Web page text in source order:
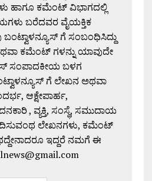
ಹಾಗೂ ಕಮೆಂಟ್ ವಿಭಾಗದಲ್ಲಿ
ಬರೆದವರ ವೈಯಕ್ತಿಕ
ಗೆ ಸಂಬಂಧಿಸಿದ್ದು
ಕಮೆಂಟ್ ಗಳನ್ನು ಯಾವುದೇ
ಸಂಪಾದಕೀಯ ಬಳಗ
ಗೆ ಲೇಖನ ಅಥವಾ
ಆಕ್ಷೇಪಾರ್ಹ,
, ವ್ಯಕ್ತಿ, ಸಂಸ್ಥೆ, ಸಮುದಾಯ
ಲೇಖನಗಳು, ಕಮೆಂಟ್
ಇದ್ದರೆ ನಮಗೆ ಈ